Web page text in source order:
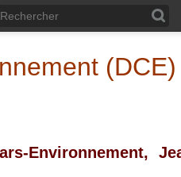
(DCE)
Environnement,